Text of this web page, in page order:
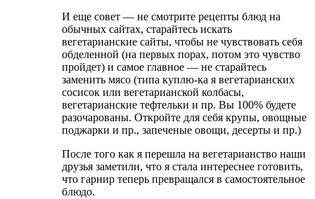
И еще совет — не смотрите рецепты блюд на
обычных сайтах, старайтесь искать
вегетарианские сайты, чтобы не чувствовать себя
обделенной (на первых порах, потом это чувство
пройдет) и самое главное — не старайтесь
заменить мясо (типа куплю-ка я вегетарианских
сосисок или вегетарианской колбасы,
вегетарианские тефтельки и пр. Вы 100% будете
разочарованы. Откройте для себя крупы, овощные
поджарки и пр., запеченые овощи, десерты и пр.)
После того как я перешла на вегетарианство наши
друзья заметили, что я стала интереснее готовить,
что гарнир теперь превращался в самостоятельное
блюдо.